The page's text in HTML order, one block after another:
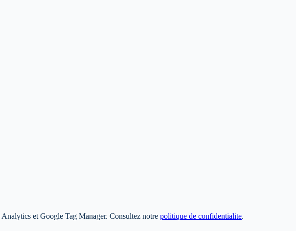
et Google Tag Manager. Consultez notre politique de confidentialite.